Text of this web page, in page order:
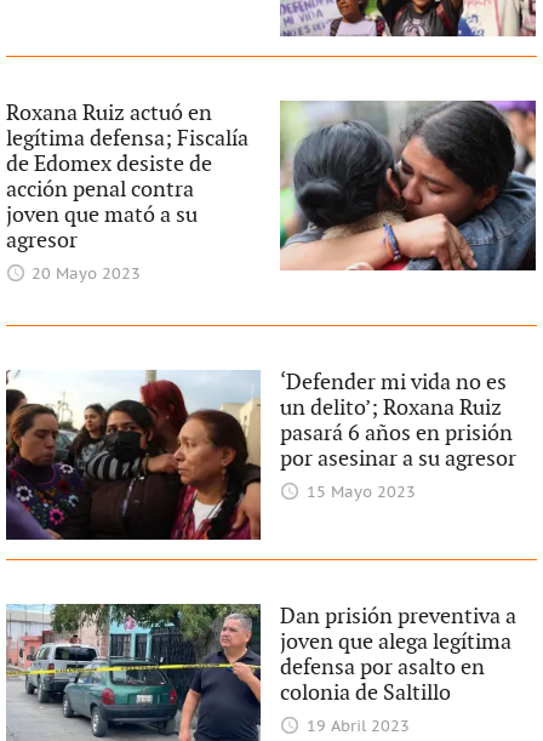
Roxana Ruiz actuó en
legítima defensa; Fiscalía
de Edomex desiste de
acción penal contra
joven que mató a su
agresor
20 Mayo 2023
‘Defender mi vida no es
un delito’; Roxana Ruiz
pasará 6 años en prisión
por asesinar a su agresor
15 Mayo 2023
Dan prisión preventiva a
joven que alega legítima
defensa por asalto en
colonia de Saltillo
19 Abril 2023